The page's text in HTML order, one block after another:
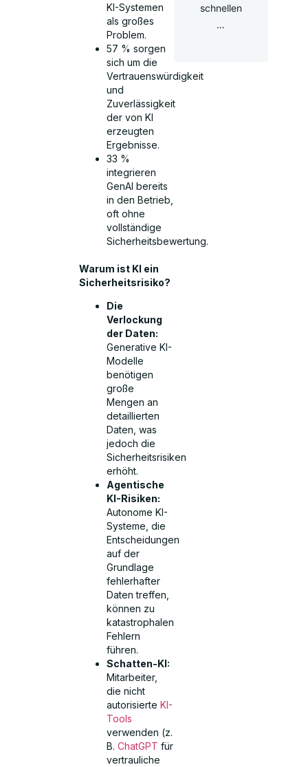
KI-Systemen
als großes
Problem.
57 % sorgen
sich um die
Vertrauenswürdigkeit
und
Zuverlässigkeit
der von KI
erzeugten
Ergebnisse.
33 %
integrieren
GenAI bereits
in den Betrieb,
oft ohne
vollständige
Sicherheitsbewertung.
Warum ist KI ein
Sicherheitsrisiko?
Die
Verlockung
der Daten:
Generative KI-
Modelle
benötigen
große
Mengen an
detaillierten
Daten, was
jedoch die
Sicherheitsrisiken
erhöht.
Agentische
KI-Risiken:
Autonome KI-
Systeme, die
Entscheidungen
auf der
Grundlage
fehlerhafter
Daten treffen,
können zu
katastrophalen
Fehlern
führen.
Schatten-KI:
Mitarbeiter,
die nicht
autorisierteKI-
Tools
verwenden (z.
B.ChatGPT für
vertrauliche
schnellen
…